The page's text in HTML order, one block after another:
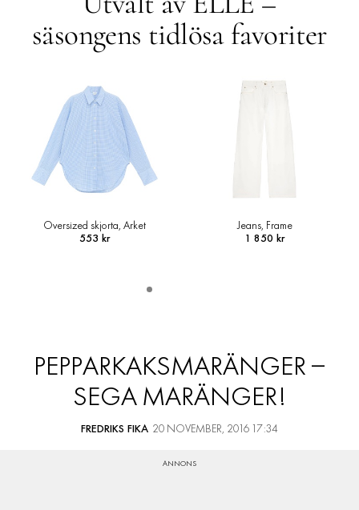
säsongens tidlösa favoriter
Oversized skjorta, Arket
553 kr
Jeans, Frame
1 850 kr
PEPPARKAKSMARÄNGER –
SEGA MARÄNGER!
FREDRIKS FIKA 20 NOVEMBER, 2016 17:34